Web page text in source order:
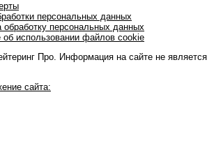
персональных данных
обработку персональных данных
об использовании файлов cookie
Про. Информация на сайте не является
сайта: